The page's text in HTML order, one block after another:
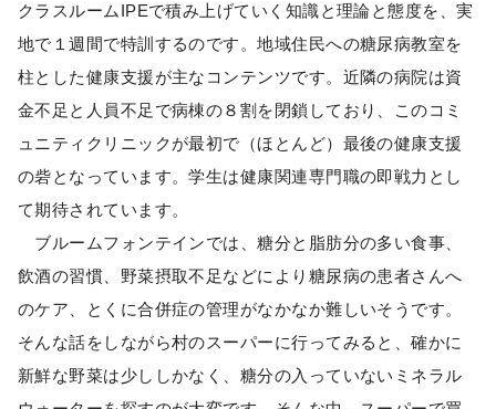
クラスルームIPEで積み上げていく知識と理論と態度を、実
地で１週間で特訓するのです。地域住民への糖尿病教室を
柱とした健康支援が主なコンテンツです。近隣の病院は資
金不足と人員不足で病棟の８割を閉鎖しており、このコミ
ュニティクリニックが最初で（ほとんど）最後の健康支援
の砦となっています。学生は健康関連専門職の即戦力とし
て期待されています。
ブルームフォンテインでは、糖分と脂肪分の多い食事、
飲酒の習慣、野菜摂取不足などにより糖尿病の患者さんへ
のケア、とくに合併症の管理がなかなか難しいそうです。
そんな話をしながら村のスーパーに行ってみると、確かに
新鮮な野菜は少ししかなく、糖分の入っていないミネラル